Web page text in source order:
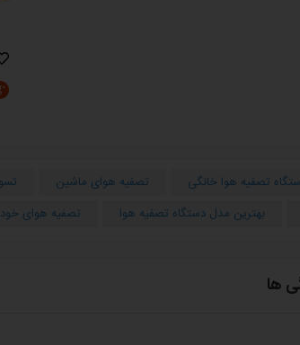
تصفیه هوا خانگی تصفیه هوای ماشین
بهترین مدل دستگاه تصفیه هوا تصفیه هوای
ها